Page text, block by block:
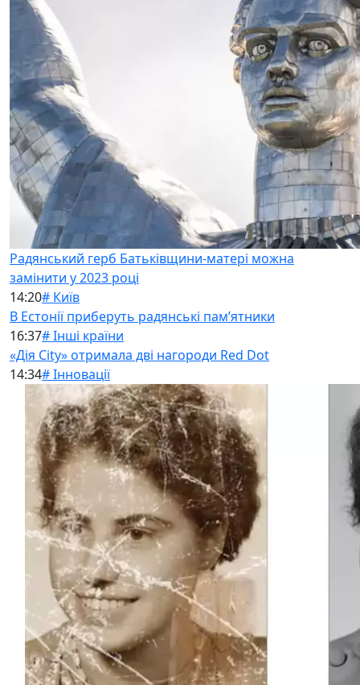
Радянський герб Батьківщини-матері можна
замінити у 2023 році
14:20# Київ
В Естонії приберуть радянські памʼятники
16:37# Інші країни
«Дія City» отримала дві нагороди Red Dot
14:34# Інновації